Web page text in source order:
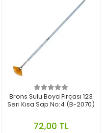
Brons Sulu Boya Fırçası 123
Seri Kısa Sap No:4 (B-2070)
72,00 TL